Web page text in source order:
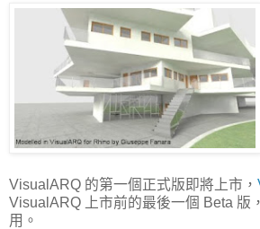
VisualARQ 的第一個正式版即將上市，
VisualARQ 上市前的最後一個 Beta 版
用。